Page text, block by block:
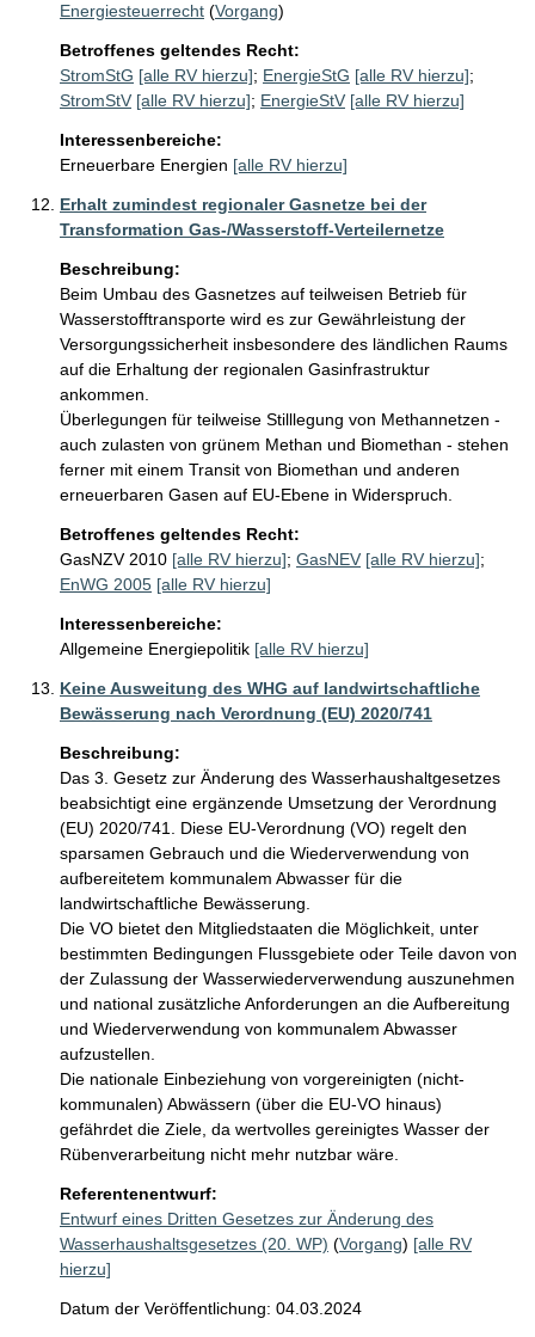
Energiesteuerrecht (Vorgang)
Betroffenes geltendes Recht:
StromStG [alle RV hierzu]; EnergieStG [alle RV hierzu];
StromStV [alle RV hierzu]; EnergieStV [alle RV hierzu]
Interessenbereiche:
Erneuerbare Energien [alle RV hierzu]
Erhalt zumindest regionaler Gasnetze bei der
Transformation Gas-/Wasserstoff-Verteilernetze
Beschreibung:
Beim Umbau des Gasnetzes auf teilweisen Betrieb für
Wasserstofftransporte wird es zur Gewährleistung der
Versorgungssicherheit insbesondere des ländlichen Raums
auf die Erhaltung der regionalen Gasinfrastruktur
ankommen.
Überlegungen für teilweise Stilllegung von Methannetzen -
auch zulasten von grünem Methan und Biomethan - stehen
ferner mit einem Transit von Biomethan und anderen
erneuerbaren Gasen auf EU-Ebene in Widerspruch.
Betroffenes geltendes Recht:
GasNZV 2010 [alle RV hierzu]; GasNEV [alle RV hierzu];
EnWG 2005 [alle RV hierzu]
Interessenbereiche:
Allgemeine Energiepolitik [alle RV hierzu]
Keine Ausweitung des WHG auf landwirtschaftliche
Bewässerung nach Verordnung (EU) 2020/741
Beschreibung:
Das 3. Gesetz zur Änderung des Wasserhaushaltgesetzes
beabsichtigt eine ergänzende Umsetzung der Verordnung
(EU) 2020/741. Diese EU-Verordnung (VO) regelt den
sparsamen Gebrauch und die Wiederverwendung von
aufbereitetem kommunalem Abwasser für die
landwirtschaftliche Bewässerung.
Die VO bietet den Mitgliedstaaten die Möglichkeit, unter
bestimmten Bedingungen Flussgebiete oder Teile davon von
der Zulassung der Wasserwiederverwendung auszunehmen
und national zusätzliche Anforderungen an die Aufbereitung
und Wiederverwendung von kommunalem Abwasser
aufzustellen.
Die nationale Einbeziehung von vorgereinigten (nicht-
kommunalen) Abwässern (über die EU-VO hinaus)
gefährdet die Ziele, da wertvolles gereinigtes Wasser der
Rübenverarbeitung nicht mehr nutzbar wäre.
Referentenentwurf:
Entwurf eines Dritten Gesetzes zur Änderung des
Wasserhaushaltsgesetzes (20. WP) (Vorgang) [alle RV
hierzu]
Datum der Veröffentlichung: 04.03.2024